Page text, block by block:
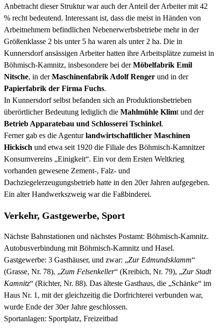
Anbetracht dieser Struktur war auch der Anteil der Arbeiter mit 42
% recht bedeutend. Interessant ist, dass die meist in Händen von
Arbeitnehmern befindlichen Nebenerwerbsbetriebe mehr in der
Größenklasse 2 bis unter 5 ha waren als unter 2 ha. Die in
Kunnersdorf ansässigen Arbeiter hatten ihre Arbeitsplätze zumeist in
Böhmisch-Kamnitz, insbesondere bei derMöbelfabrik Emil
Nitsche, in derMaschinenfabrik Adolf Renger und in der
Papierfabrik der Firma Fuchs.
In Kunnersdorf selbst befanden sich an Produktionsbetrieben
überörtlicher Bedeutung lediglich die Mahlmühle Klimt und der
Betrieb Apparatebau und Schlosserei Tschinkel.
Ferner gab es die Agenturlandwirtschaftlicher Maschinen
Hickisch und etwa seit 1920 die Filiale des Böhmisch-Kamnitzer
Konsumvereins „Einigkeit“. Ein vor dem Ersten Weltkrieg
vorhanden gewesene Zement-, Falz- und
Dachziegelerzeugungsbetrieb hatte in den 20er Jahren aufgegeben.
Ein alter Handwerkszweig war die Faßbinderei.
Verkehr, Gastgewerbe, Sport
Nächste Bahnstationen und nächstes Postamt: Böhmisch-Kamnitz.
Autobusverbindung mit Böhmisch-Kamnitz und Hasel.
Gastgewerbe: 3 Gasthäuser, und zwar: „Zur Edmundsklamm“
(Grasse, Nr. 78), „Zum Felsenkeller“ (Kreibich, Nr. 79), „Zur Stadt
Kamnitz“ (Richter, Nr. 88). Das älteste Gasthaus, die „Schänke“ im
Haus Nr. 1, mit der gleichzeitig die Dorfrichterei verbunden war,
wurde Ende der 30er Jahre geschlossen.
Sportanlagen: Sportplatz, Freizeitbad